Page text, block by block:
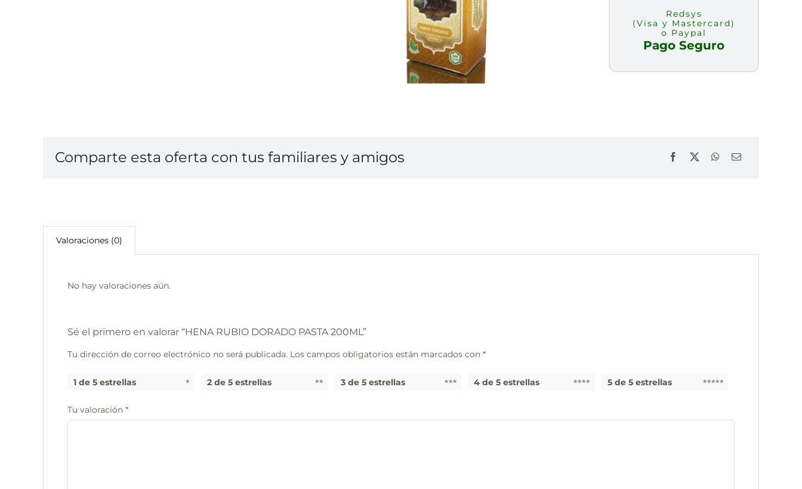
Redsys
(Visa y Mastercard)
o Paypal
Pago Seguro
Comparte esta oferta con tus familiares y amigos
Valoraciones (0)
No hay valoraciones aún.
Sé el primero en valorar “HENA RUBIO DORADO PASTA 200ML”
Tu dirección de correo electrónico no será publicada. Los campos obligatorios están marcados con *
1 de 5 estrellas 2 de 5 estrellas 3 de 5 estrellas 4 de 5 estrellas 5 de 5 estrellas
Tu valoración *